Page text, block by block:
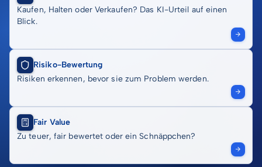
Kaufen, Halten oder Verkaufen? Das KI-Urteil auf einen
Blick.
Risiko-Bewertung
Risiken erkennen, bevor sie zum Problem werden.
Fair Value
Zu teuer, fair bewertet oder ein Schnäppchen?